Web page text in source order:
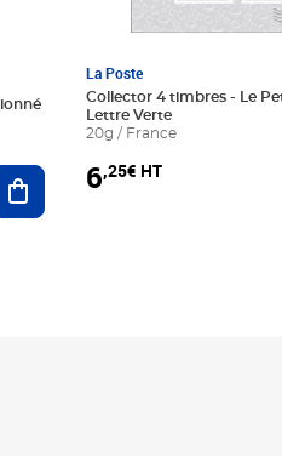
Ajouter au panier
La Poste
Collector 4 timbres - Le
Lettre Verte
20g / France
6,25€ HT